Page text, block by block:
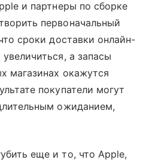
и партнеры по сборке
первоначальный
сроки доставки онлайн-
а запасы
магазинах окажутся
покупатели могут
ожиданием,
еще и то, что Apple,